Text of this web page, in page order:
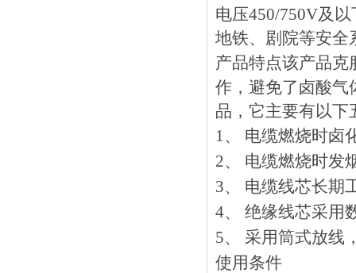
电压450/750V及以
地铁、剧院等安全
产品特点该产品克
作，避免了
品，它主要有以下
1、 电缆燃烧时卤
2、 电缆燃烧时发烟
3、 电缆线芯长
4、 绝缘线芯采用数
5、 采用筒式放线
使用条件